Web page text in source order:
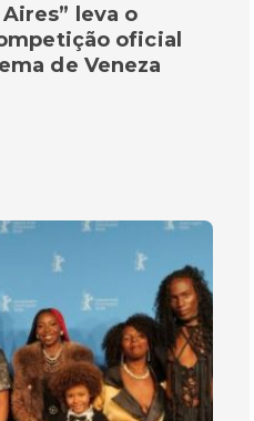
leva o
oficial
de Veneza